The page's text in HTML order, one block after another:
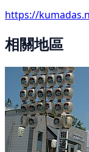
https://
相關地區